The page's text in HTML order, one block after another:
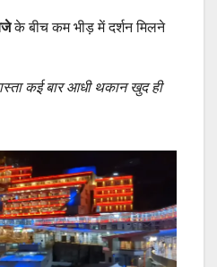
के बीच कम भीड़ में दर्शन मिलने
कई बार आधी थकान खुद ही